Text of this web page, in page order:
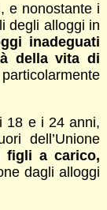
e nonostante i
degli alloggi in
inadeguati
della vita di
18 e i 24 anni,
dell’Unione
figli a carico,
dagli alloggi